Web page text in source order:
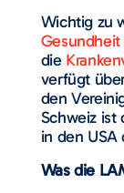
Wichtig zu
Gesundheit
die
verfügt
den
Schweiz ist
in den USA
Was die